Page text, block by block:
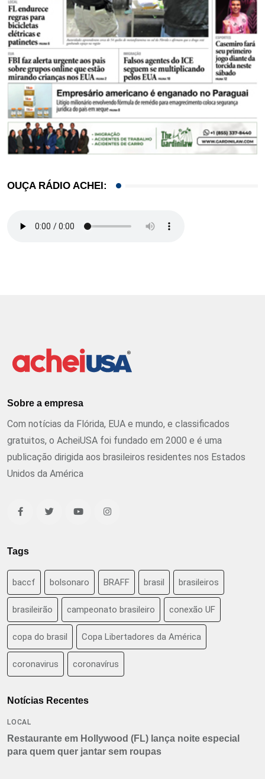
OUÇA RÁDIO ACHEI:
Sobre a empresa
Com notícias da Flórida, EUA e mundo, e classificados
gratuitos, o AcheiUSA foi fundado em 2000 e é uma
publicação dirigida aos brasileiros residentes nos Estados
Unidos da América
Tags
baccf bolsonaro BRAFF brasil brasileiros
brasileirão campeonato brasileiro conexão UF
copa do brasil Copa Libertadores da América
coronavirus coronavírus
Notícias Recentes
LOCAL
Restaurante em Hollywood (FL) lança noite especial
para quem quer jantar sem roupas